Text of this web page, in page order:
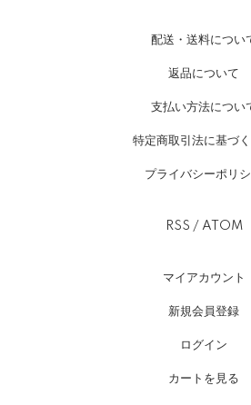
配送・送料につい
返品について
支払い方法につい
特定商取引法に基づ
プライバシーポリ
RSS / ATOM
マイアカウント
新規会員登録
ログイン
カートを見る